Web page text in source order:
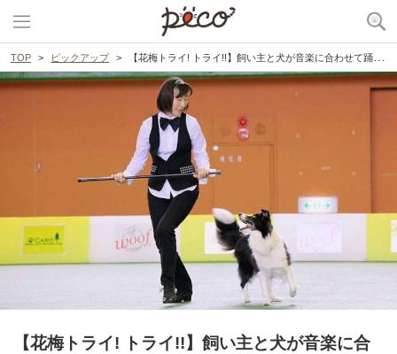
TOP ピックアップ 【花梅トライ! トライ!!】飼い主と犬が音楽に合わせて踊る「ドッグダンス」の魅力とは？
【花梅トライ! トライ!!】飼い主と犬が音楽に合